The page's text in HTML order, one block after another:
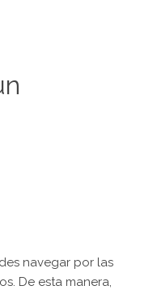
navegar por las
De esta manera,